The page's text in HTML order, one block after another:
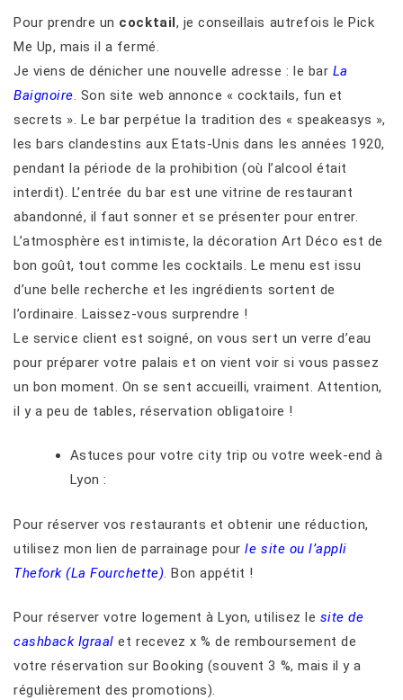
Pour prendre un cocktail, je conseillais autrefois le Pick
Me Up, mais il a fermé.
Je viens de dénicher une nouvelle adresse : le bar La
Baignoire. Son site web annonce « cocktails, fun et
secrets ». Le bar perpétue la tradition des « speakeasys »,
les bars clandestins aux Etats-Unis dans les années 1920,
pendant la période de la prohibition (où l’alcool était
interdit). L’entrée du bar est une vitrine de restaurant
abandonné, il faut sonner et se présenter pour entrer.
L’atmosphère est intimiste, la décoration Art Déco est de
bon goût, tout comme les cocktails. Le menu est issu
d’une belle recherche et les ingrédients sortent de
l’ordinaire. Laissez-vous surprendre !
Le service client est soigné, on vous sert un verre d’eau
pour préparer votre palais et on vient voir si vous passez
un bon moment. On se sent accueilli, vraiment. Attention,
il y a peu de tables, réservation obligatoire !
Astuces pour votre city trip ou votre week-end à
Lyon :
Pour réserver vos restaurants et obtenir une réduction,
utilisez mon lien de parrainage pourle site ou l’appli
Thefork (La Fourchette). Bon appétit !
Pour réserver votre logement à Lyon, utilisez le site de
cashback Igraal et recevez x % de remboursement de
votre réservation sur Booking (souvent 3 %, mais il y a
régulièrement des promotions).